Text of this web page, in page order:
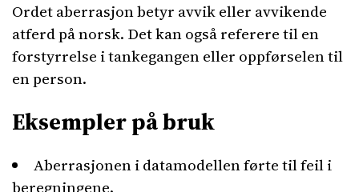
Ordet aberrasjon betyr avvik eller avvikende
atferd på norsk. Det kan også referere til en
forstyrrelse i tankegangen eller oppførselen til
en person.
Eksempler på bruk
Aberrasjonen i datamodellen førte til feil i
beregningene.